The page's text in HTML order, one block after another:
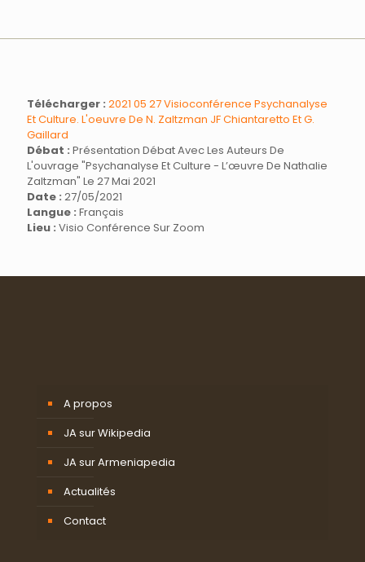
Télécharger : 2021 05 27 Visioconférence Psychanalyse
Et Culture. L'oeuvre De N. Zaltzman JF Chiantaretto Et G.
Gaillard
Débat : Présentation Débat Avec Les Auteurs De
L'ouvrage "Psychanalyse Et Culture - L’œuvre De Nathalie
Zaltzman" Le 27 Mai 2021
Date : 27/05/2021
Langue : Français
Lieu : Visio Conférence Sur Zoom
A propos
JA sur Wikipedia
JA sur Armeniapedia
Actualités
Contact